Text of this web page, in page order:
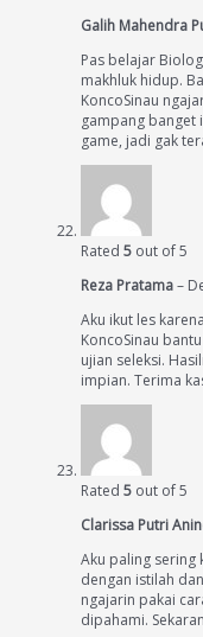
Galih Mahendra
Pas belajar
makhluk hidup.
KoncoSinau
gampang banget
game, jadi gak
Rated 5 out of 5
Reza Pratama–
Aku ikut les
KoncoSinau
ujian seleksi.
impian. Terima
Rated 5 out of 5
Clarissa Putri
Aku paling sering
dengan istilah
ngajarin pakai
dipahami.